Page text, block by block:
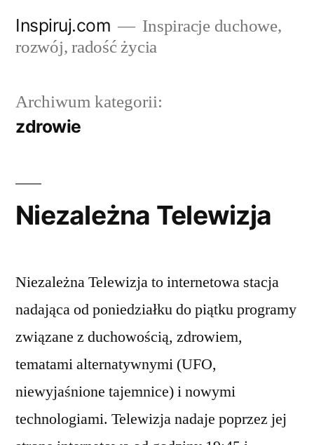
Inspiruj.com
Inspiracje duchowe,
rozwój, radość życia
Archiwum kategorii:
zdrowie
Niezależna Telewizja
Niezależna Telewizja to internetowa stacja
nadająca od poniedziałku do piątku programy
związane z duchowością, zdrowiem,
tematami alternatywnymi (UFO,
niewyjaśnione tajemnice) i nowymi
technologiami. Telewizja nadaje poprzez jej